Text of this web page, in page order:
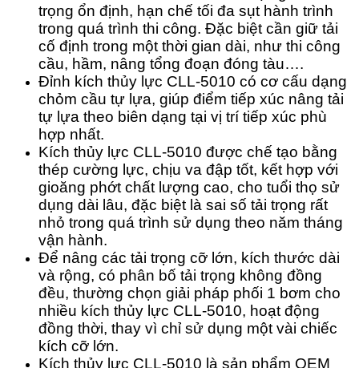
trọng ổn định, hạn chế tối đa sụt hành trình
trong quá trình thi công. Đặc biệt cần giữ tải
cố định trong một thời gian dài, như thi công
cầu, hầm, nâng tổng đoạn đóng tàu….
Đỉnh kích thủy lực CLL-5010 có cơ cấu dạng
chỏm cầu tự lựa, giúp điểm tiếp xúc nâng tải
tự lựa theo biên dạng tại vị trí tiếp xúc phù
hợp nhất.
Kích thủy lực CLL-5010 được chế tạo bằng
thép cường lực, chịu va đập tốt, kết hợp với
gioăng phớt chất lượng cao, cho tuổi thọ sử
dụng dài lâu, đặc biệt là sai số tải trọng rất
nhỏ trong quá trình sử dụng theo năm tháng
vận hành.
Để nâng các tải trọng cỡ lớn, kích thước dài
và rộng, có phân bố tải trọng không đồng
đều, thường chọn giải pháp phối 1 bơm cho
nhiều kích thủy lực CLL-5010, hoạt động
đồng thời, thay vì chỉ sử dụng một vài chiếc
kích cỡ lớn.
Kích thủy lực CLL-5010 là sản phẩm OEM